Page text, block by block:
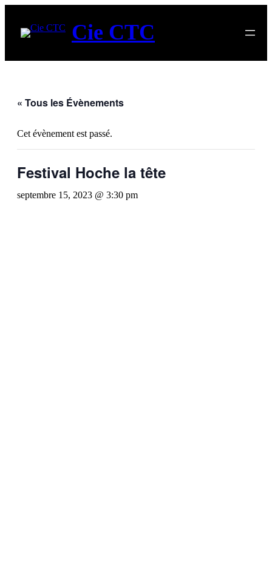
Cie CTC
« Tous les Évènements
Cet évènement est passé.
Festival Hoche la tête
septembre 15, 2023 @ 3:30 pm